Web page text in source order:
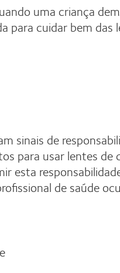
uma criança
para cuidar bem
sinais de
para usar lentes
esta
de saúde